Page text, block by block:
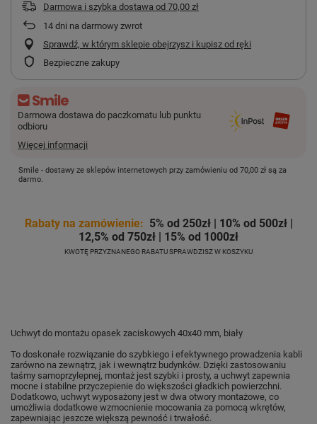
Darmowa i szybka dostawa od 70,00 zł
14 dni na darmowy zwrot
Sprawdź, w którym sklepie obejrzysz i kupisz od ręki
Bezpieczne zakupy
Darmowa dostawa do paczkomatu lub punktu
odbioru
Więcej informacji
Smile - dostawy ze sklepów internetowych przy zamówieniu od 70,00 zł są za
darmo.
Rabaty na zamówienie: 5% od 250zł | 10% od 500zł |
12,5% od 750zł | 15% od 1000zł
KWOTĘ PRZYZNANEGO RABATU SPRAWDZISZ W KOSZYKU
Uchwyt do montażu opasek zaciskowych 40x40 mm, biały
To doskonałe rozwiązanie do szybkiego i efektywnego prowadzenia kabli
zarówno na zewnątrz, jak i wewnątrz budynków. Dzięki zastosowaniu
taśmy samoprzylepnej, montaż jest szybki i prosty, a uchwyt zapewnia
mocne i stabilne przyczepienie do większości gładkich powierzchni.
Dodatkowo, uchwyt wyposażony jest w dwa otwory montażowe, co
umożliwia dodatkowe wzmocnienie mocowania za pomocą wkrętów,
zapewniając jeszcze większą pewność i trwałość.